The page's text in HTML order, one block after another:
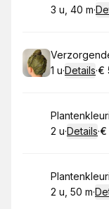
. Duur :
3 u, 40 m·
Boek
. Duur:
1 u·Details·
.
€
Boek
. Duur:
2 u·Details·
.
€
Boek
. Duur :
2 u, 50 m·